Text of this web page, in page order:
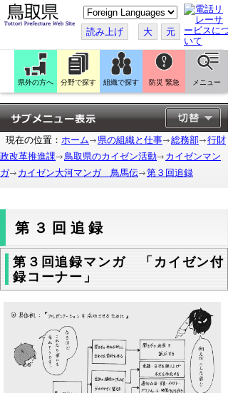
こ
の
ペ
ー
ジ
翻
訳
す
る
読み上げ 大 元
県外の方へ 分野で探す 組織で探す 防災 緊急 メニュー
現在の位置： ホーム 県の組織と仕事 総務部
行財
政改革推進課
鳥取県のカイゼン活動
カイゼンマン
ガ
カイゼン大河マンガ 鳥馬伝 第３回追録
第３回追録
第３回追録マンガ 「カイゼン付
録コーナー」